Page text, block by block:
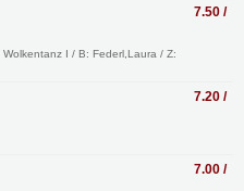
7.50 /
I / B: Federl,Laura / Z:
7.20 /
7.00 /